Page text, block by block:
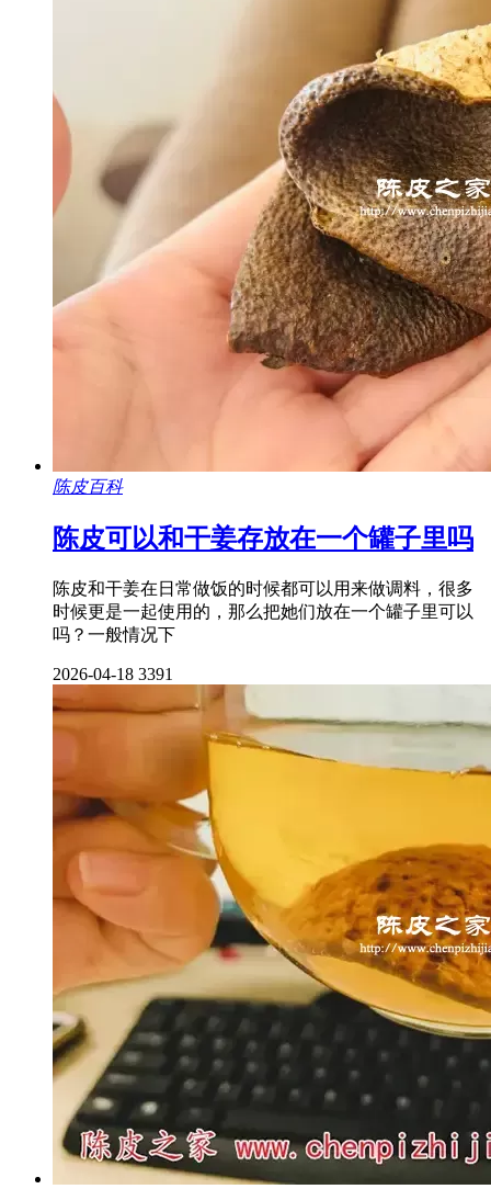
陈皮百科
陈皮可以和干姜存放在一个罐子里吗
陈皮和干姜在日常做饭的时候都可以用来做调料，很多
时候更是一起使用的，那么把她们放在一个罐子里可以
吗？一般情况下
2026-04-18 3391